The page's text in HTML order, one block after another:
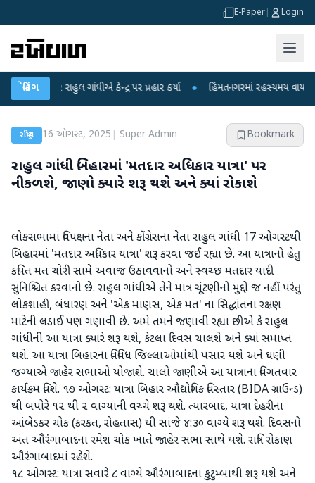
E-Paper Login
બ્રેકિંગ
પર રાહુલ ગાંધીએ કેન્દ્ર પર પ્રહાર કર્યા ● હિંમતનગરમાં રહસ્યમય વાયરસ કે
રાષ્ટ્રીય 16 ઑગસ્ટ, 2025 Super Admin Bookmark
રાહુલ ગાંધી બિહારમાં 'મતદાર અધિકાર યાત્રા' પર
નીકળશે, જાણો ક્યારે શરૂ થશે અને ક્યાં રોકાશે
લોકસભામાં વિપક્ષના નેતા અને કોંગ્રેસના નેતા રાહુલ ગાંધી 17 ઓગસ્ટથી
બિહારમાં 'મતદાર અધિકાર યાત્રા' શરૂ કરવા જઈ રહ્યા છે. આ યાત્રાનો હેતુ
કથિત મત ચોરી સામે અવાજ ઉઠાવવાનો અને સ્વચ્છ મતદાર યાદી
સુનિશ્ચિત કરવાનો છે. રાહુલ ગાંધીએ તેને માત્ર ચૂંટણીનો મુદ્દો જ નહીં પરંતુ
લોકશાહી, બંધારણ અને 'એક માણસ, એક મત' ના સિદ્ધાંતના રક્ષણ
માટેની લડાઈ પણ ગણાવી છે. અમે તમને જણાવી રહ્યા છીએ કે રાહુલ
ગાંધીની આ યાત્રા ક્યારે શરૂ થશે, કેટલા દિવસ ચાલશે અને ક્યાં સમાપ્ત
થશે. આ યાત્રા બિહારના વિવિધ જિલ્લાઓમાંથી પસાર થશે અને ઘણી
જગ્યાએ જાહેર સભાઓ યોજાશે. ચાલો જાણીએ આ યાત્રાના વિગતવાર
કાર્યક્રમ વિશે. ૧૭ ઓગસ્ટ: યાત્રા બિહાર ઔદ્યોગિક વિસ્તાર (BIDA ગ્રાઉન્ડ)
થી બપોરે ૧૨ થી ૨ વાગ્યાની વચ્ચે શરૂ થશે. ત્યારબાદ, યાત્રા દેહરીના
આંબેડકર ચોક (કરકત, રોહતાસ) થી સાંજે ૪:૩૦ વાગ્યે શરૂ થશે. દિવસનો
અંત ઔરંગાબાદના રમેશ ચોક ખાતે જાહેર સભા સાથે થશે. રાત્રિ રોકાણ
ઔરંગાબાદમાં રહેશે.
૧૮ ઓગસ્ટ: યાત્રા સવારે ૮ વાગ્યે ઔરંગાબાદના કુટુમ્બાથી શરૂ થશે અને